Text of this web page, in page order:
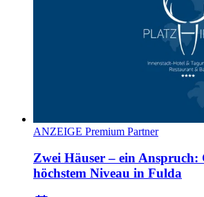
ANZEIGE Premium Partner
Zwei Häuser – ein Anspruch:
höchstem Niveau in Fulda